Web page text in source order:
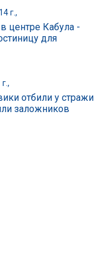
г.,
центре Кабула -
для
отбили у стражи
заложников